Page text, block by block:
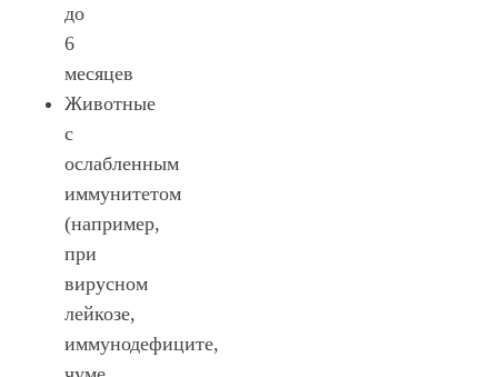
до
6
месяцев
Животные
с
ослабленным
иммунитетом
(например,
при
вирусном
лейкозе,
иммунодефиците,